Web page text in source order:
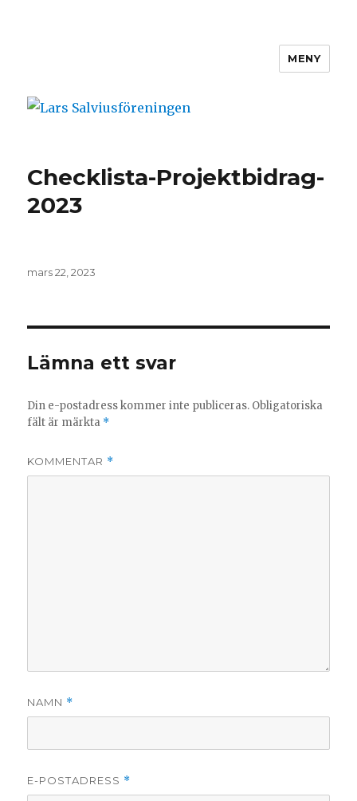
MENY
Checklista-Projektbidrag-
2023
Publicerat
mars 22, 2023
Lämna ett svar
Din e-postadress kommer inte publiceras. Obligatoriska
fält är märkta *
KOMMENTAR *
NAMN *
E-POSTADRESS *